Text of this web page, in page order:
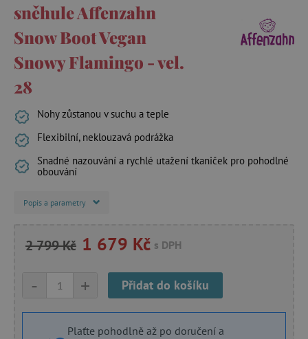
sněhule Affenzahn
Snow Boot Vegan
Snowy Flamingo - vel.
28
Nohy zůstanou v suchu a teple
Flexibilní, neklouzavá podrážka
Snadné nazouvání a rychlé utažení tkaniček pro pohodlné
obouvání
Popis a parametry
2 799 Kč 1 679 Kč s DPH
+
- Přidat do košíku
Plaťte pohodlně až po doručení a